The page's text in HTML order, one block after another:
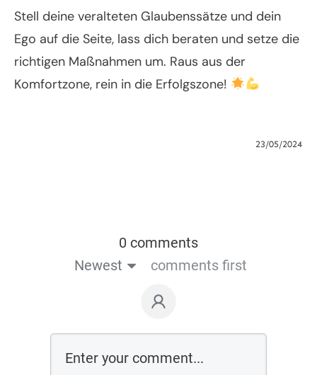
Stell deine veralteten Glaubenssätze und dein
Ego auf die Seite, lass dich beraten und setze die
richtigen Maßnahmen um. Raus aus der
Komfortzone, rein in die Erfolgszone!
23/05/2024
0 comments
Newest
comments first